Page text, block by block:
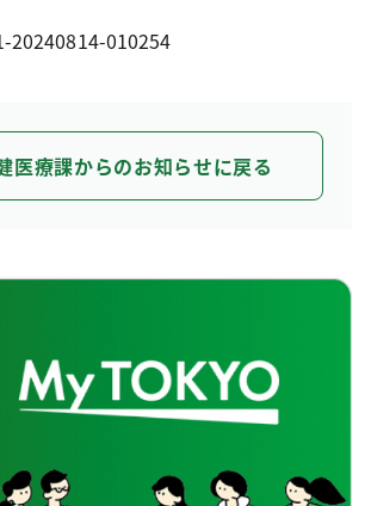
20240814-010254
医療課からのお知らせに戻る